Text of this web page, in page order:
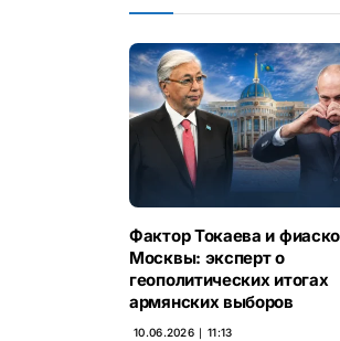
Фактор Токаева и фиаско
Москвы: эксперт о
геополитических итогах
армянских выборов
10.06.2026 ∣ 11:13